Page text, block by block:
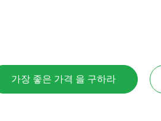
가장 좋은 가격 을 구하라